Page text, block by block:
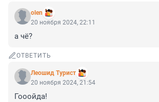
olen
20 ноября 2024, 22:11
а чё?
ОТВЕТИТЬ
Леошид Турист
20 ноября 2024, 21:54
Гооойда!